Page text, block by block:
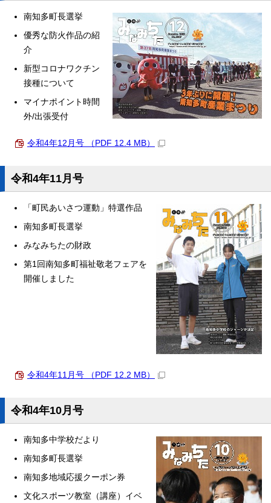
南知多町長選挙
優秀な防火作品の紹
介
新型コロナワクチン
接種について
マイナポイント時間
外/出張受付
令和4年12月号 （PDF 12.4 MB）
令和4年11月号
「町民あいさつ運動」特選作品
南知多町長選挙
みなみちたの財政
第1回南知多町福祉敬老フェアを
開催しました
令和4年11月号 （PDF 12.2 MB）
令和4年10月号
南知多中学校だより
南知多町長選挙
南知多地域応援クーポン券
文化スポーツ教室（講座）イベ